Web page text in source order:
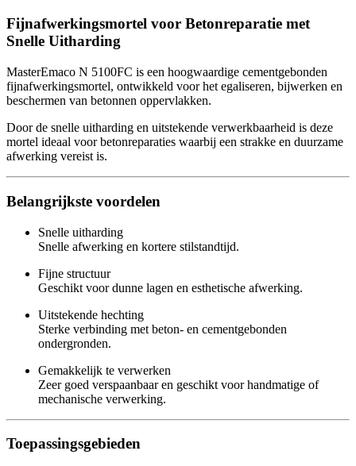
Fijnafwerkingsmortel voor Betonreparatie met
Snelle Uitharding
MasterEmaco N 5100FC is een hoogwaardige cementgebonden
fijnafwerkingsmortel, ontwikkeld voor het egaliseren, bijwerken en
beschermen van betonnen oppervlakken.
Door de snelle uitharding en uitstekende verwerkbaarheid is deze
mortel ideaal voor betonreparaties waarbij een strakke en duurzame
afwerking vereist is.
Belangrijkste voordelen
Snelle uitharding
Snelle afwerking en kortere stilstandtijd.
Fijne structuur
Geschikt voor dunne lagen en esthetische afwerking.
Uitstekende hechting
Sterke verbinding met beton- en cementgebonden
ondergronden.
Gemakkelijk te verwerken
Zeer goed verspaanbaar en geschikt voor handmatige of
mechanische verwerking.
Toepassingsgebieden